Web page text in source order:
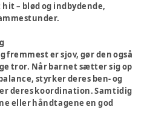
– blød og indbydende,
fremmest er sjov, gør den også
tror. Når barnet sætter sig op
styrker deres ben- og
deres koordination. Samtidig
eller håndtagene en god